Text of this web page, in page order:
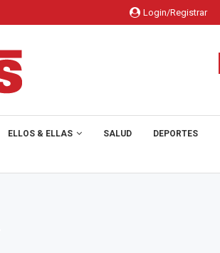
Login/Registrar
ELLOS & ELLAS SALUD DEPORTES